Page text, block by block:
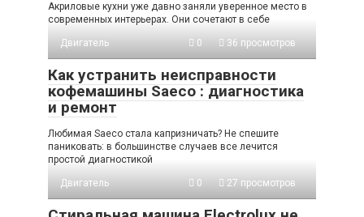
Акриловые кухни уже давно заняли уверенное место в
современных интерьерах. Они сочетают в себе
Двигатель 0 36 просмотров
Как устранить неисправности
кофемашины Saeco : диагностика
и ремонт
Любимая Saeco стала капризничать? Не спешите
паниковать: в большинстве случаев все лечится
простой диагностикой
Двигатель 0 27 просмотров